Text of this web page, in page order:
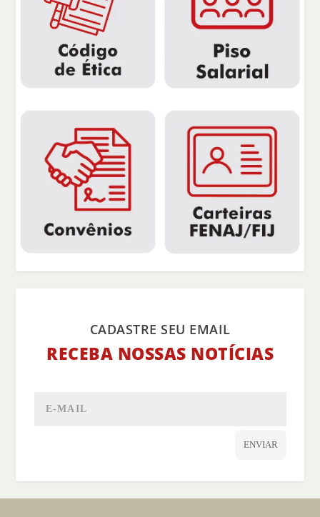
CADASTRE SEU EMAIL
RECEBA NOSSAS NOTÍCIAS
ENVIAR